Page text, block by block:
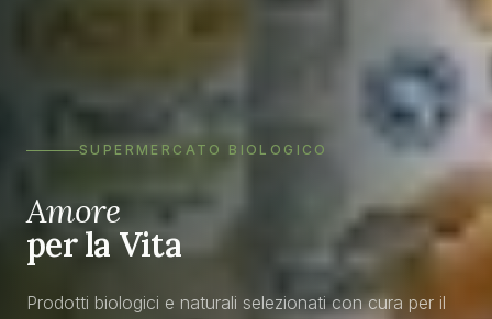
SUPERMERCATO BIOLOGICO
Amore
per la Vita
Prodotti biologici e naturali selezionati con cura per il